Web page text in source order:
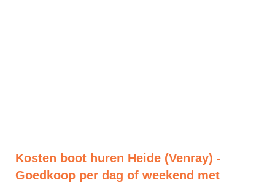
Kosten boot huren Heide (Venray) -
Goedkoop per dag of weekend met